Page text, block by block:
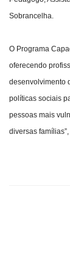
Sobrancelha.
O Programa
oferecendo
desenvolvimento
políticas sociais
pessoas mais
diversas